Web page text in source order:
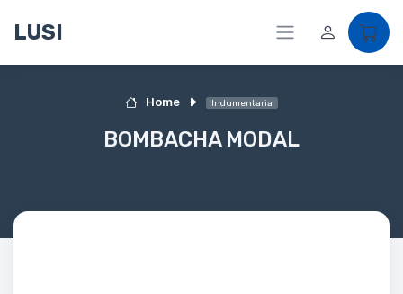
LUSI
Home Indumentaria
BOMBACHA MODAL